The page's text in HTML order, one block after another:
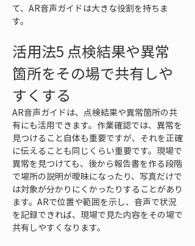
て、AR音声ガイドは大きな役割を持ちま
す。
活用法5 点検結果や異常
箇所をその場で共有しや
すくする
AR音声ガイドは、点検結果や異常箇所の共
有にも活用できます。作業確認では、異常を
見つけること自体も重要ですが、それを正確
に伝えることも同じくらい重要です。現場で
異常を見つけても、後から報告書を作る段階
で場所の説明が曖昧になったり、写真だけで
は対象が分かりにくかったりすることがあり
ます。ARで位置や範囲を示し、音声で状況
を記録できれば、現場で見た内容をその場で
共有しやすくなります。